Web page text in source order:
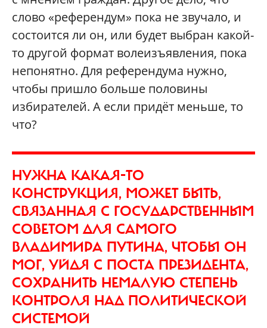
слово «референдум» пока не звучало, и
состоится ли он, или будет выбран какой-
то другой формат волеизъявления, пока
непонятно. Для референдума нужно,
чтобы пришло больше половины
избирателей. А если придёт меньше, то
что?
НУЖНА КАКАЯ-ТО
КОНСТРУКЦИЯ, МОЖЕТ БЫТЬ,
СВЯЗАННАЯ С ГОСУДАРСТВЕННЫМ
СОВЕТОМ ДЛЯ САМОГО
ВЛАДИМИРА ПУТИНА, ЧТОБЫ ОН
МОГ, УЙДЯ С ПОСТА ПРЕЗИДЕНТА,
СОХРАНИТЬ НЕМАЛУЮ СТЕПЕНЬ
КОНТРОЛЯ НАД ПОЛИТИЧЕСКОЙ
СИСТЕМОЙ